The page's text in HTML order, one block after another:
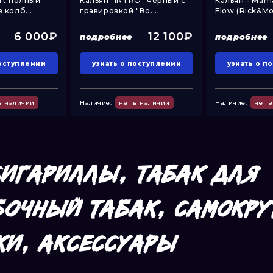
колб...
6 000₽
наличии
гравировкой "Во...
подробнее 12 100₽
узнать о поступлении
Наличие: нет в наличии
Flow
подробнее
узнать о
Наличие: нет
ТАБАК ДЛЯ
ТАБАК,
АКСЕССУАРЫ